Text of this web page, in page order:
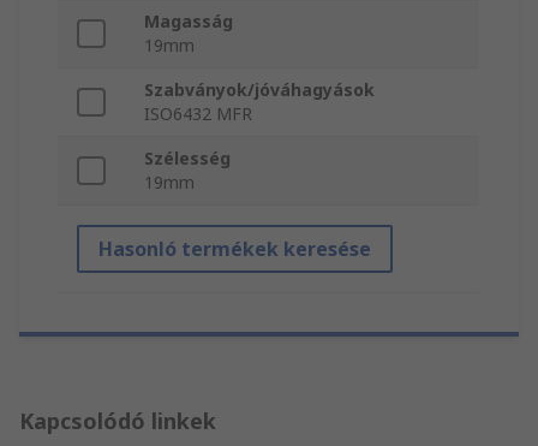
Magasság
19mm
Szabványok/jóváhagyások
ISO6432 MFR
Szélesség
19mm
Hasonló termékek keresése
Kapcsolódó linkek